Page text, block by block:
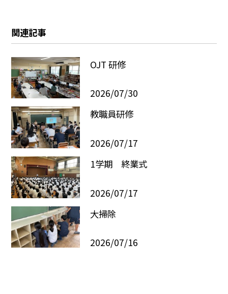
関連記事
OJT 研修
2026/07/30
教職員研修
2026/07/17
1学期 終業式
2026/07/17
大掃除
2026/07/16